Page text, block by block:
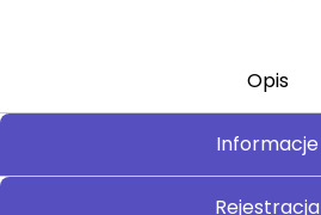
Opis
Informacje
Rejestracja